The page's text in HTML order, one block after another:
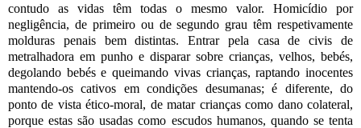
contudo as vidas têm todas o mesmo valor. Homicídio por
negligência, de primeiro ou de segundo grau têm respetivamente
molduras penais bem distintas. Entrar pela casa de civis de
metralhadora em punho e disparar sobre crianças, velhos, bebés,
degolando bebés e queimando vivas crianças, raptando inocentes
mantendo-os cativos em condições desumanas; é diferente, do
ponto de vista ético-moral, de matar crianças como dano colateral,
porque estas são usadas como escudos humanos, quando se tenta